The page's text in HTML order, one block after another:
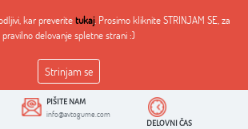
kar preveritetukaj. Prosimo kliknite STRINJAM SE, za
pravilno delovanje spletne strani :)
Strinjam se
PIŠITE NAM
info@avtogume.com
DELOVNI ČAS